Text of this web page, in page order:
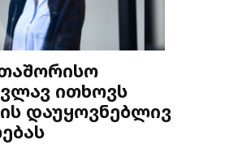
ითხოვს
დაუყოვნებლივ